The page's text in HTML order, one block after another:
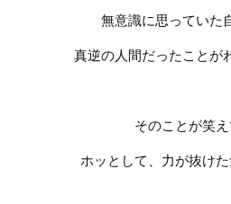
無意識に思っていた
真逆の人間だったことが
そのことが笑え
ホッとして、力が抜けた